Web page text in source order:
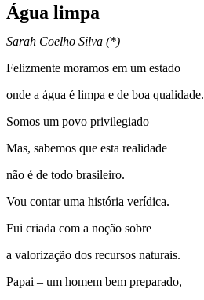
Água limpa
Sarah Coelho Silva (*)
Felizmente moramos em um estado
onde a água é limpa e de boa qualidade.
Somos um povo privilegiado
Mas, sabemos que esta realidade
não é de todo brasileiro.
Vou contar uma história verídica.
Fui criada com a noção sobre
a valorização dos recursos naturais.
Papai – um homem bem preparado,